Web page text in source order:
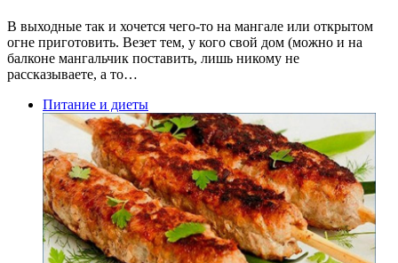
В выходные так и хочется чего-то на мангале или открытом
огне приготовить. Везет тем, у кого свой дом (можно и на
балконе мангальчик поставить, лишь никому не
рассказываете, а то…
Питание и диеты